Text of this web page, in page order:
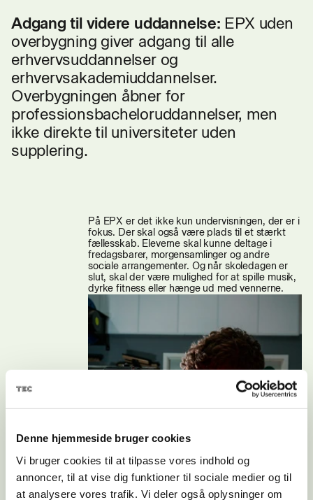
Denne hjemmeside bruger cookies
Vi bruger cookies til at tilpasse vores indhold og
annoncer, til at vise dig funktioner til sociale medier og til
at analysere vores trafik. Vi deler også oplysninger om
Adgang til videre uddannelse: EPX uden
overbygning giver adgang til alle
erhvervsuddannelser og
erhvervsakademiuddannelser.
Overbygningen åbner for
professionsbacheloruddannelser, men
ikke direkte til universiteter uden
supplering.
På EPX er det ikke kun undervisningen, der er i
fokus. Der skal også være plads til et stærkt
fællesskab. Eleverne skal kunne deltage i
fredagsbarer, morgensamlinger og andre
sociale arrangementer. Og når skoledagen er
slut, skal der være mulighed for at spille musik,
dyrke fitness eller hænge ud med vennerne.